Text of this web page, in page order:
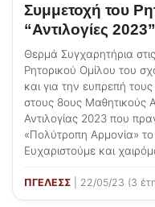
Συμμετοχή του
“Αντιλογίες 2023”
Θερμά Συγχαρητήρια
Ρητορικού Ομίλου του
και για την ευπρεπή
στους 8ους Μαθητικούς
Αντιλογίας 2023 που
«Πολύτροπη Αρμονία»
Ευχαριστούμε και
ΠΓΕΛΕΣΣ | 22/05/23 (3